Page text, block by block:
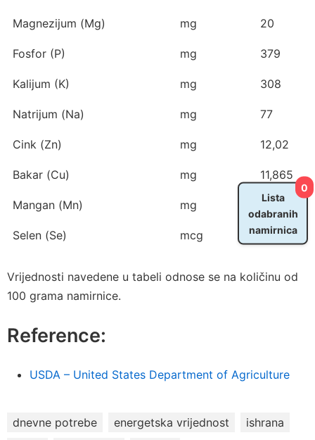
Magnezijum (Mg) mg 20
Fosfor (P) mg 379
Kalijum (K) mg 308
Natrijum (Na) mg 77
Cink (Zn) mg 12,02
Bakar (Cu) mg 11,865
Mangan (Mn) mg 0,255
Selen (Se) mcg 22,7
Vrijednosti navedene u tabeli odnose se na količinu od
100 grama namirnice.
Reference:
USDA – United States Department of Agriculture
dnevne potrebe energetska vrijednost
ishrana
0
Lista
odabranih
namirnica